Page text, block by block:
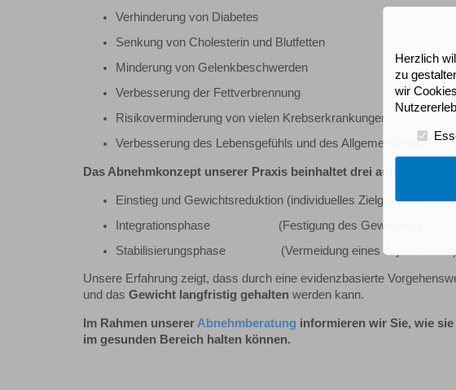
Verhinderung von Diabetes
Senkung von Cholesterin und Blutfetten
Minderung von Gelenkbeschwerden
Verbesserung der Fettverbrennung
Risikoverminderung von vielen Krebserkrankungen
Verbesserung des Lebensgefühls und des Allgemeinbefindens
Das Abnehmkonzept unserer Praxis beinhaltet drei aufbauende
Einstieg und Gewichtsreduktion (individuelles Zielgewicht)
Integrationsphase (Festigung des Gewichtes)
Stabilisierungsphase (Vermeidung eines Jojo Effektes)
Unsere Erfahrung zeigt, dass durch eine evidenzbasierte
und das Gewicht langfristig gehalten werden kann.
Im Rahmen unserer Abnehmberatung informieren wir Sie, wie
im gesunden Bereich halten können.
Herzlich
zu
wir